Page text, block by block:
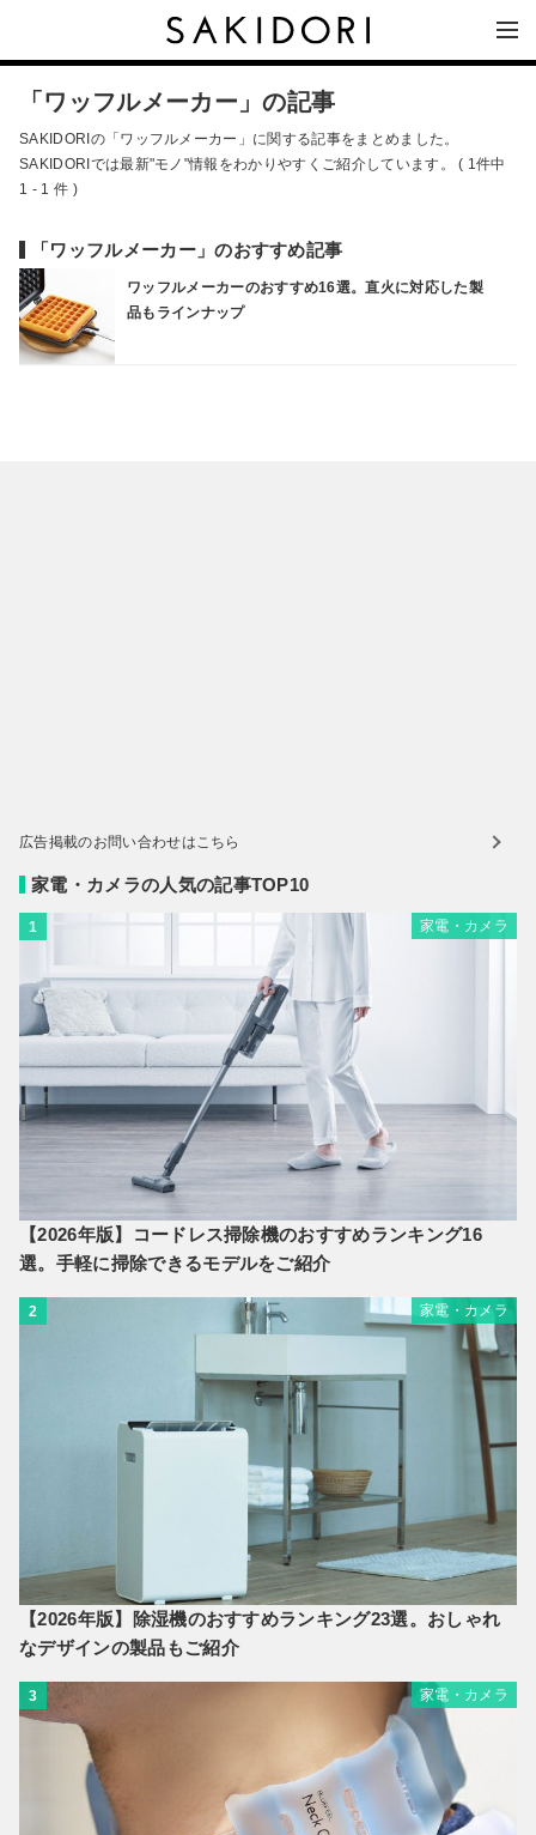
「ワッフルメーカー」の記事
SAKIDORIの「ワッフルメーカー」に関する記事をまとめました。
SAKIDORIでは最新"モノ"情報をわかりやすくご紹介しています。 ( 1件中
1 - 1 件 )
「ワッフルメーカー」のおすすめ記事
ワッフルメーカーのおすすめ16選。直火に対応した製
品もラインナップ
広告掲載のお問い合わせはこちら
家電・カメラの人気の記事TOP10
1 家電・カメラ
【2026年版】コードレス掃除機のおすすめランキング16
選。手軽に掃除できるモデルをご紹介
2 家電・カメラ
【2026年版】除湿機のおすすめランキング23選。おしゃれ
なデザインの製品もご紹介
3 家電・カメラ